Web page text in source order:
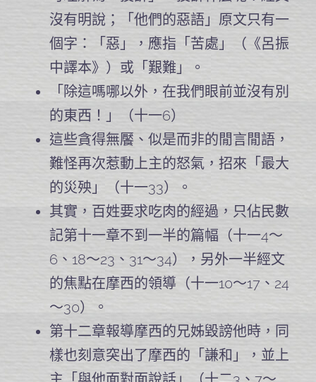
沒有明說；「他們的惡語」原文只有一
個字：「惡」，應指「苦處」（《呂振
中譯本》）或「艱難」。
「除這嗎哪以外，在我們眼前並沒有別
的東西！」（十一6）
這些貪得無饜、似是而非的閒言閒語，
難怪再次惹動上主的怒氣，招來「最大
的災殃」（十一33）。
其實，百姓要求吃肉的經過，只佔民數
記第十一章不到一半的篇幅（十一4～
6、18～23、31～34），另外一半經文
的焦點在摩西的領導（十一10～17、24
～30）。
第十二章報導摩西的兄姊毀謗他時，同
樣也刻意突出了摩西的「謙和」，並上